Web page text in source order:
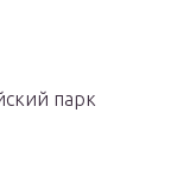
парк